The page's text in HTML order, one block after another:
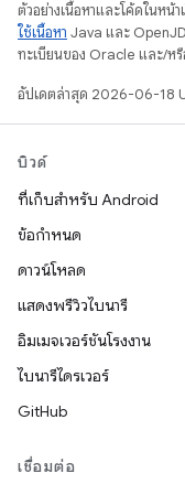
ตัวอย่างเนื้อหาและโค้ดในหน้
ใช้เนื้อหา Java และ
ทะเบียนของ Oracle และ/หรื
อัปเดตล่าสุด 2026-06-18
บิวด์
ที่เก็บสำหรับ Android
ข้อกำหนด
ดาวน์โหลด
แสดงพรีวิวไบนารี
อิมเมจเวอร์ชันโรงงาน
ไบนารีไดรเวอร์
GitHub
เชื่อมต่อ